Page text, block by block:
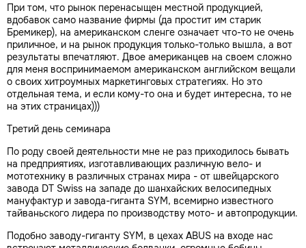
При том, что рынок перенасыщен местной продукцией,
вдобавок само название фирмы (да простит им старик
Бремикер), на американском сленге означает что-то не очень
приличное, и на рынок продукция только-только вышла, а вот
результаты впечатляют. Двое американцев на своем сложно
для меня воспринимаемом американском английском вещали
о своих хитроумных маркетинговых стратегиях. Но это
отдельная тема, и если кому-то она и будет интересна, то не
на этих страницах)))
Третий день семинара
По роду своей деятельности мне не раз приходилось бывать
на предприятиях, изготавливающих различную вело- и
мототехнику в различных странах мира - от швейцарского
завода DT Swiss на западе до шанхайских велосипедных
мануфактур и завода-гиганта SYM, всемирно известного
тайваньского лидера по производству мото- и автопродукции.
Подобно заводу-гиганту SYM, в цехах ABUS на входе нас